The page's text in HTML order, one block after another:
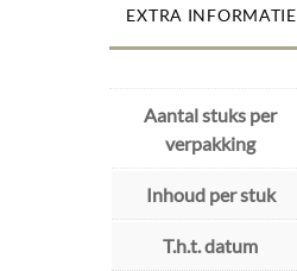
EXTRA INFORMATIE
Aantal stuks per
verpakking
Inhoud per stuk
T.h.t. datum